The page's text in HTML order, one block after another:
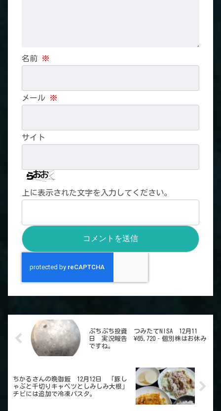
名前 ※
メール ※
サイト
上に表示された文字を入力してください。
ぷちぷち投資 つみたてNISA 12月11
日 実況報告 ¥65,720‐個別株はお休み
ですね。
ちかるさんの晩御飯 12月12日 「豚し
ゃぶと千切りキャベツとしみしみ大根」
チビには追加で冷凍パスタ。